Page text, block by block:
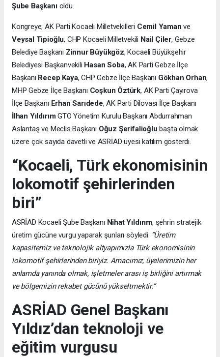
Şube Başkanıoldu.
Kongreye; AK Parti Kocaeli Milletvekilleri Cemil Yaman ve
Veysal Tipioğlu, CHP Kocaeli Milletvekili Nail Çiler, Gebze
Belediye Başkanı Zinnur Büyükgöz, Kocaeli Büyükşehir
Belediyesi Başkanvekili Hasan Soba, AK Parti Gebze İlçe
Başkanı Recep Kaya, CHP Gebze İlçe Başkanı Gökhan Orhan,
MHP Gebze İlçe Başkanı Coşkun Öztürk, AK Parti Çayırova
İlçe Başkanı Erhan Sarıdede, AK Parti Dilovası İlçe Başkanı
İlhan YıldırımGTO Yönetim Kurulu Başkanı Abdurrahman
Aslantaş ve Meclis Başkanı Oğuz Şerifalioğlu başta olmak
üzere çok sayıda davetli ve ASRİAD üyesi katılım gösterdi.
“Kocaeli, Türk ekonomisinin
lokomotif şehirlerinden
biri”
ASRİAD Kocaeli Şube Başkanı Nihat Yıldırım, şehrin stratejik
üretim gücüne vurgu yaparak şunları söyledi: “Üretim
kapasitemiz ve teknolojik altyapımızla Türk ekonomisinin
lokomotif şehirlerinden biriyiz. Amacımız, üyelerimizin her
anlamda yanında olmak, işletmeler arası iş birliğini artırmak
ve bölgemizin rekabet gücünü yükseltmektir.”
ASRİAD Genel Başkanı
Yıldız’dan teknoloji ve
eğitim vurgusu